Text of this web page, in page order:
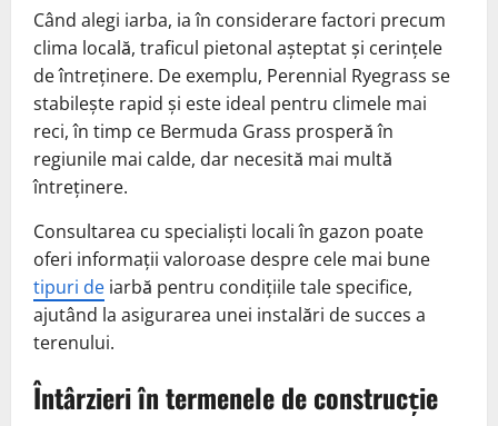
Când alegi iarba, ia în considerare factori precum
clima locală, traficul pietonal așteptat și cerințele
de întreținere. De exemplu, Perennial Ryegrass se
stabilește rapid și este ideal pentru climele mai
reci, în timp ce Bermuda Grass prosperă în
regiunile mai calde, dar necesită mai multă
întreținere.
Consultarea cu specialiști locali în gazon poate
oferi informații valoroase despre cele mai bune
tipuri de iarbă pentru condițiile tale specifice,
ajutând la asigurarea unei instalări de succes a
terenului.
Întârzieri în termenele de construcție